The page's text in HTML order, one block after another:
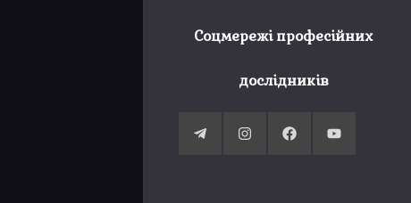
Соцмережі професійних
дослідників